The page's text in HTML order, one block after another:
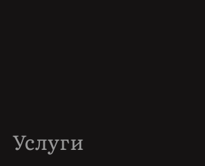
Услуги